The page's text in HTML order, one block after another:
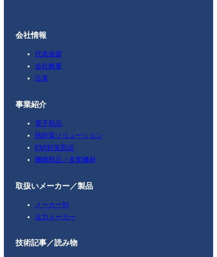
会社情報
代表挨拶
会社概要
沿革
事業紹介
電子部品
熱対策ソリューション
EMI対策部品
機構部品／産業機材
取扱いメーカー／製品
メーカー別
注力メーカー
技術記事／読み物